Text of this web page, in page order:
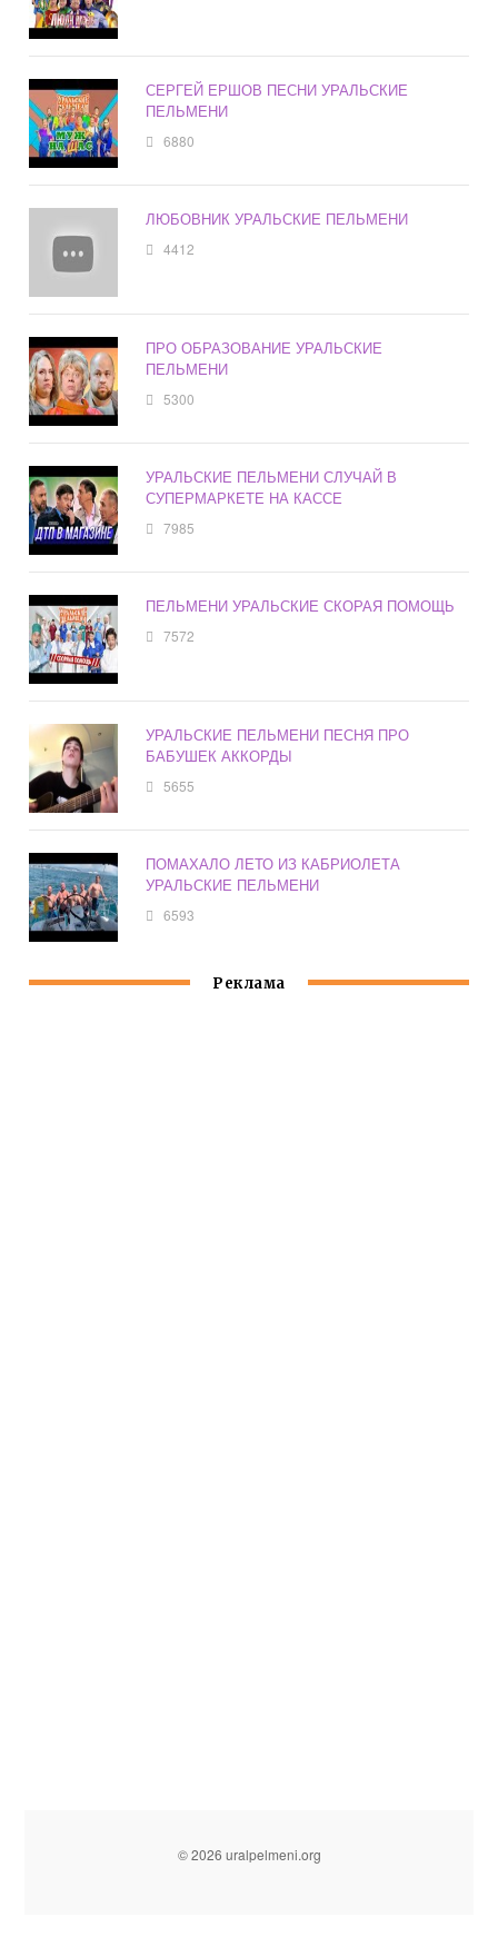
СЕРГЕЙ ЕРШОВ ПЕСНИ УРАЛЬСКИЕ
ПЕЛЬМЕНИ
6880
ЛЮБОВНИК УРАЛЬСКИЕ ПЕЛЬМЕНИ
4412
ПРО ОБРАЗОВАНИЕ УРАЛЬСКИЕ
ПЕЛЬМЕНИ
5300
УРАЛЬСКИЕ ПЕЛЬМЕНИ СЛУЧАЙ В
СУПЕРМАРКЕТЕ НА КАССЕ
7985
ПЕЛЬМЕНИ УРАЛЬСКИЕ СКОРАЯ ПОМОЩЬ
7572
УРАЛЬСКИЕ ПЕЛЬМЕНИ ПЕСНЯ ПРО
БАБУШЕК АККОРДЫ
5655
ПОМАХАЛО ЛЕТО ИЗ КАБРИОЛЕТА
УРАЛЬСКИЕ ПЕЛЬМЕНИ
6593
Реклама
© 2026 uralpelmeni.org